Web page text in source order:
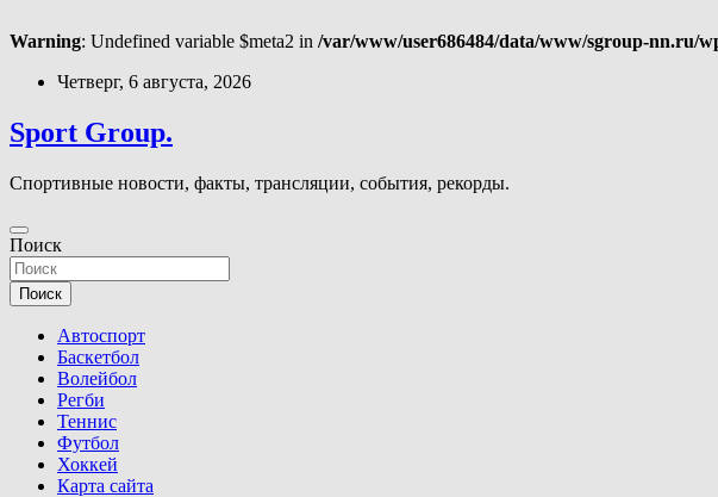
Warning: Undefined variable $meta2 in /var/www/user686484/data/www/sgroup-nn.ru/
Перейти
содержимому
Четверг, 6 августа, 2026
Sport Group.
Спортивные новости, факты, трансляции, события, рекорды.
Поиск
Поиск
Автоспорт
Баскетбол
Волейбол
Регби
Теннис
Футбол
Хоккей
Карта сайта